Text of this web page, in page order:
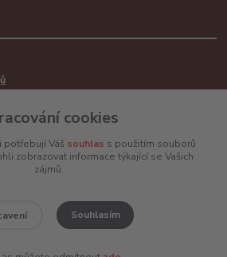
ADR
cookies
potřebují Váš souhlas s použitím souborů
zobrazovat informace týkající se Vašich
zájmů.
Souhlasím